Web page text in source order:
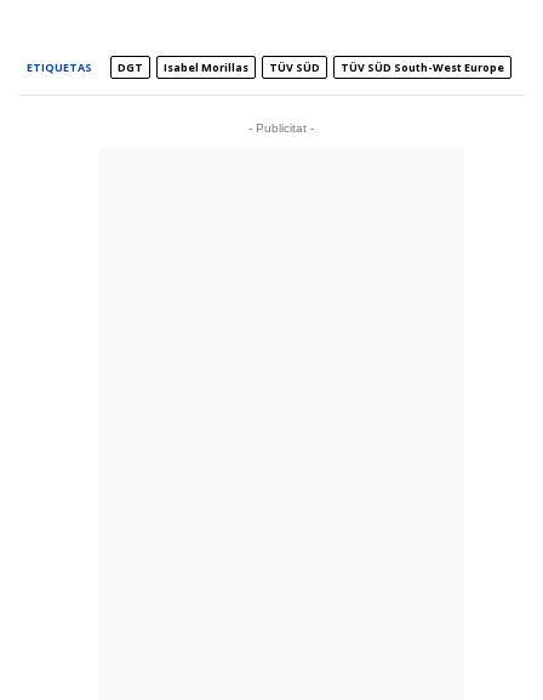
ETIQUETAS DGT Isabel Morillas TÜV SÜD TÜV SÜD South-West Europe
- Publicitat -